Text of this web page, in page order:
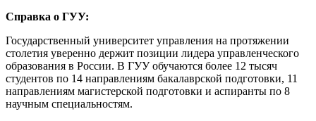
Справка о ГУУ:
Государственный университет управления на протяжении
столетия уверенно держит позиции лидера управленческого
образования в России. В ГУУ обучаются более 12 тысяч
студентов по 14 направлениям бакалаврской подготовки, 11
направлениям магистерской подготовки и аспиранты по 8
научным специальностям.